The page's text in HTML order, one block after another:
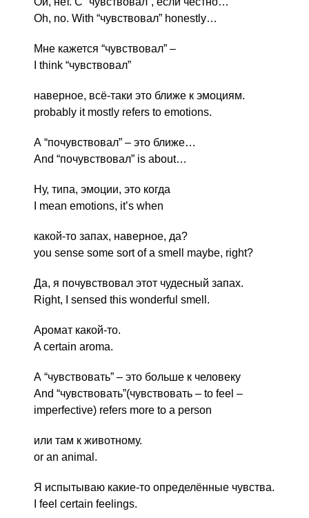
Oh, no. With “чувствовал” honestly…
Мне кажется “чувствовал” –
I think “чувствовал”
наверное, всё-таки это ближе к эмоциям.
probably it mostly refers to emotions.
А “почувствовал” – это ближе…
And “почувствовал” is about…
Ну, типа, эмоции, это когда
I mean emotions, it’s when
какой-то запах, наверное, да?
you sense some sort of a smell maybe, right?
Да, я почувствовал этот чудесный запах.
Right, I sensed this wonderful smell.
Аромат какой-то.
A certain aroma.
А “чувствовать” – это больше к человеку
And “чувствовать”(чувствовать – to feel –
imperfective) refers more to a person
или там к животному.
or an animal.
Я испытываю какие-то определённые чувства.
I feel certain feelings.